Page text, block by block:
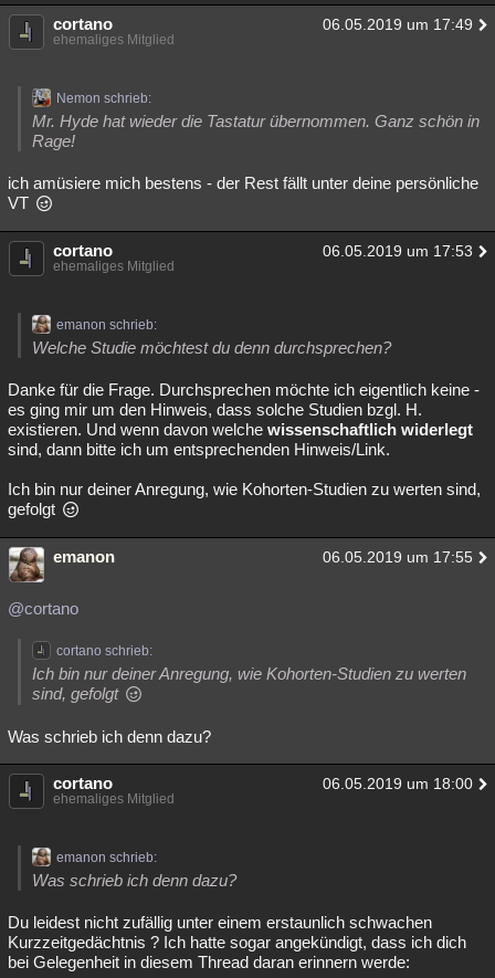
cortano 06.05.2019 um 17:49
ehemaliges Mitglied
Nemon schrieb:
Mr. Hyde hat wieder die Tastatur übernommen. Ganz schön in
Rage!
ich amüsiere mich bestens - der Rest fällt unter deine persönliche
VT
cortano 06.05.2019 um 17:53
ehemaliges Mitglied
emanon schrieb:
Welche Studie möchtest du denn durchsprechen?
Danke für die Frage. Durchsprechen möchte ich eigentlich keine -
es ging mir um den Hinweis, dass solche Studien bzgl. H.
existieren. Und wenn davon welche wissenschaftlich widerlegt
sind, dann bitte ich um entsprechenden Hinweis/Link.
Ich bin nur deiner Anregung, wie Kohorten-Studien zu werten sind,
gefolgt
emanon 06.05.2019 um 17:55
@cortano
cortano schrieb:
Ich bin nur deiner Anregung, wie Kohorten-Studien zu werten
sind, gefolgt
Was schrieb ich denn dazu?
cortano 06.05.2019 um 18:00
ehemaliges Mitglied
emanon schrieb:
Was schrieb ich denn dazu?
Du leidest nicht zufällig unter einem erstaunlich schwachen
Kurzzeitgedächtnis ? Ich hatte sogar angekündigt, dass ich dich
bei Gelegenheit in diesem Thread daran erinnern werde: